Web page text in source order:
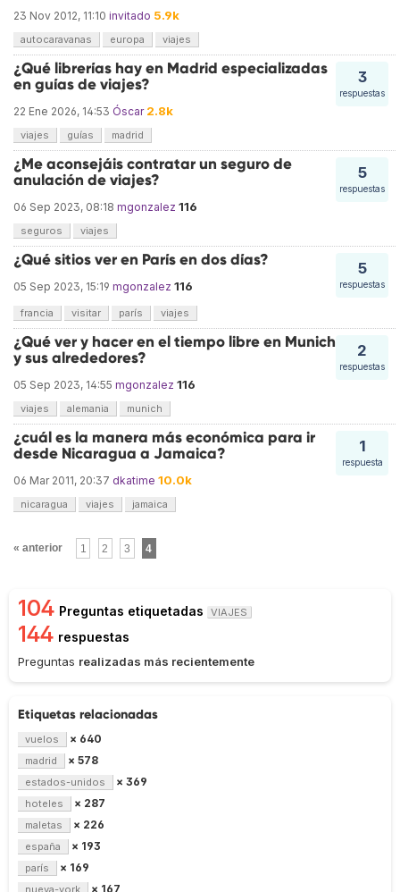
23 Nov 2012, 11:10 invitado 5.9k
autocaravanas europa viajes
3
respuestas
¿Qué librerías hay en Madrid especializadas
en guías de viajes?
22 Ene 2026, 14:53 Óscar 2.8k
viajes guías madrid
5
respuestas
¿Me aconsejáis contratar un seguro de
anulación de viajes?
06 Sep 2023, 08:18 mgonzalez 116
seguros viajes
5
respuestas
¿Qué sitios ver en París en dos días?
05 Sep 2023, 15:19 mgonzalez 116
francia visitar parís viajes
2
respuestas
¿Qué ver y hacer en el tiempo libre en Munich
y sus alrededores?
05 Sep 2023, 14:55 mgonzalez 116
viajes alemania munich
1
respuesta
¿cuál es la manera más económica para ir
desde Nicaragua a Jamaica?
06 Mar 2011, 20:37 dkatime 10.0k
nicaragua viajes jamaica
« anterior 1 2 3 4
104 Preguntas etiquetadas VIAJES
144 respuestas
Preguntas realizadas más recientemente
Etiquetas relacionadas
vuelos × 640
madrid × 578
estados-unidos × 369
hoteles × 287
maletas × 226
españa × 193
parís × 169
× 167